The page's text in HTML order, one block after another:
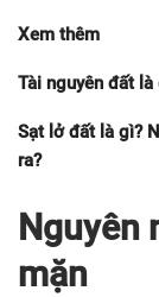
Xem thêm
Tài nguyên đất
Sạt lở đất là gì?
ra?
Nguyên
mặn